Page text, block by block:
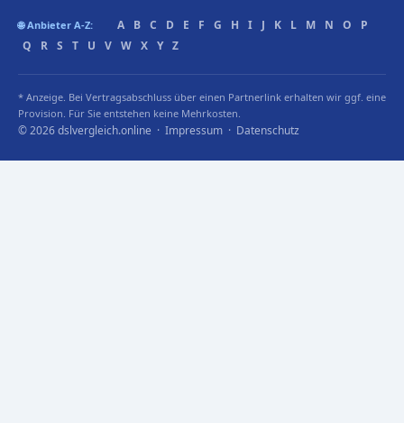
🌐 Anbieter A-Z: A B C D E F G H I J K L M N O
P
Q
R S T U V W X Y Z
* Anzeige. Bei Vertragsabschluss über einen Partnerlink erhalten wir ggf. eine
Provision. Für Sie entstehen keine Mehrkosten.
© 2026 dslvergleich.online · Impressum · Datenschutz